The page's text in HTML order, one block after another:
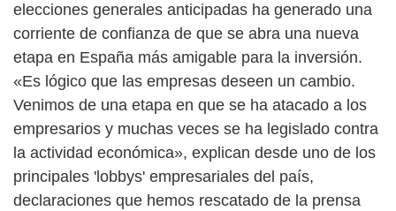
elecciones generales anticipadas ha generado una
corriente de confianza de que se abra una nueva
etapa en España más amigable para la inversión.
«Es lógico que las empresas deseen un cambio.
Venimos de una etapa en que se ha atacado a los
empresarios y muchas veces se ha legislado contra
la actividad económica», explican desde uno de los
principales 'lobbys' empresariales del país,
declaraciones que hemos rescatado de la prensa